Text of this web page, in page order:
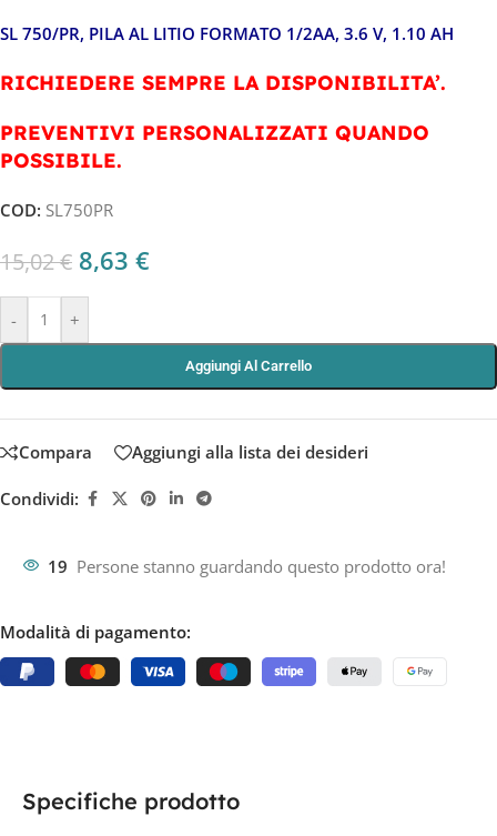
SL 750/PR, PILA AL LITIO FORMATO 1/2AA, 3.6 V, 1.10 AH
RICHIEDERE SEMPRE LA DISPONIBILITA’.
PREVENTIVI PERSONALIZZATI QUANDO
POSSIBILE.
COD: SL750PR
15,02€ 8,63 €
- +
Aggiungi Al Carrello
Compara Aggiungi alla lista dei desideri
Condividi:
19 Persone stanno guardando questo prodotto ora!
Modalità di pagamento:
Specifiche prodotto